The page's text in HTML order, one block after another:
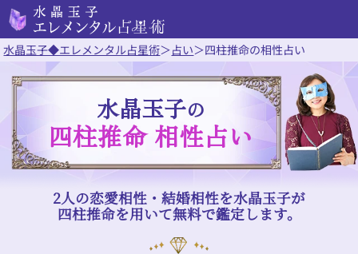
水晶玉子◆エレメンタル占星術＞占い＞四柱推命の相性占い
水晶玉子の
四柱推命 相性占い
2人の恋愛相性・結婚相性を水晶玉子が
四柱推命を用いて無料で鑑定します。